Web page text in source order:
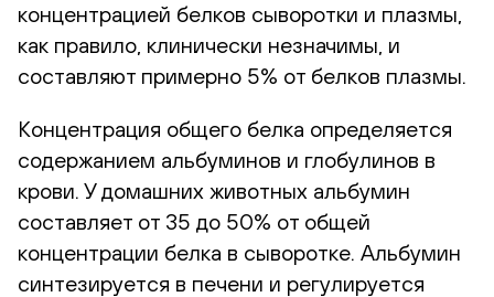
концентрацией белков сыворотки и плазмы,
как правило, клинически незначимы, и
составляют примерно 5% от белков плазмы.
Концентрация общего белка определяется
содержанием альбуминов и глобулинов в
крови. У домашних животных альбумин
составляет от 35 до 50% от общей
концентрации белка в сыворотке. Альбумин
синтезируется в печени и регулируется